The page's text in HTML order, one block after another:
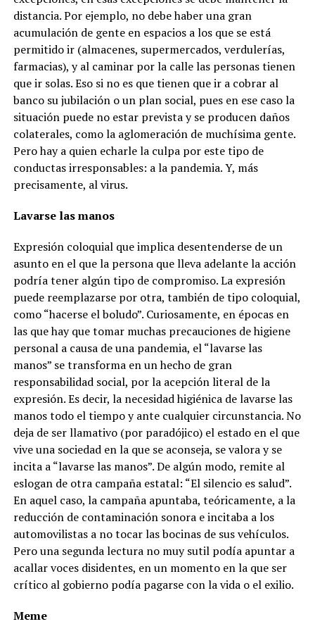
distancia. Por ejemplo, no debe haber una gran
acumulación de gente en espacios a los que se está
permitido ir (almacenes, supermercados, verdulerías,
farmacias), y al caminar por la calle las personas tienen
que ir solas. Eso si no es que tienen que ir a cobrar al
banco su jubilación o un plan social, pues en ese caso la
situación puede no estar prevista y se producen daños
colaterales, como la aglomeración de muchísima gente.
Pero hay a quien echarle la culpa por este tipo de
conductas irresponsables: a la pandemia. Y, más
precisamente, al virus.
Lavarse las manos
Expresión coloquial que implica desentenderse de un
asunto en el que la persona que lleva adelante la acción
podría tener algún tipo de compromiso. La expresión
puede reemplazarse por otra, también de tipo coloquial,
como “hacerse el boludo”. Curiosamente, en épocas en
las que hay que tomar muchas precauciones de higiene
personal a causa de una pandemia, el “lavarse las
manos” se transforma en un hecho de gran
responsabilidad social, por la acepción literal de la
expresión. Es decir, la necesidad higiénica de lavarse las
manos todo el tiempo y ante cualquier circunstancia. No
deja de ser llamativo (por paradójico) el estado en el que
vive una sociedad en la que se aconseja, se valora y se
incita a “lavarse las manos”. De algún modo, remite al
eslogan de otra campaña estatal: “El silencio es salud”.
En aquel caso, la campaña apuntaba, teóricamente, a la
reducción de contaminación sonora e incitaba a los
automovilistas a no tocar las bocinas de sus vehículos.
Pero una segunda lectura no muy sutil podía apuntar a
acallar voces disidentes, en un momento en la que ser
crítico al gobierno podía pagarse con la vida o el exilio.
Meme